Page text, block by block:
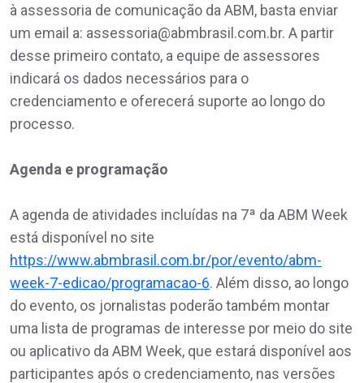
à assessoria de comunicação da ABM, basta enviar
um email a: assessoria@abmbrasil.com.br. A partir
desse primeiro contato, a equipe de assessores
indicará os dados necessários para o
credenciamento e oferecerá suporte ao longo do
processo.
Agenda e programação
A agenda de atividades incluídas na 7ª da ABM Week
está disponível no site
https://www.abmbrasil.com.br/por/evento/abm-
week-7-edicao/programacao-6. Além disso, ao longo
do evento, os jornalistas poderão também montar
uma lista de programas de interesse por meio do site
ou aplicativo da ABM Week, que estará disponível aos
participantes após o credenciamento, nas versões